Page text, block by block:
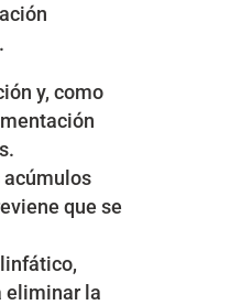
y, como
acúmulos
que se
eliminar la